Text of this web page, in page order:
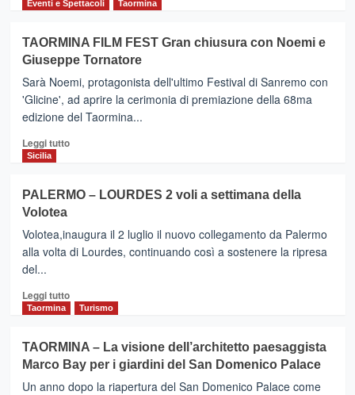
di
ACI
SANT’ANTONIO
–
Film
Festival
‘EtnAci’,
al
edizione
Aprile
Eventi e Spettacoli Taormina
TAORMINA FILM FEST Gran chiusura con Noemi e
Giuseppe Tornatore
Sarà Noemi, protagonista dell'ultimo Festival di Sanremo con
'Glicine', ad aprire la cerimonia di premiazione della 68ma
edizione del Taormina...
Leggi tuttoLeggi
TAORMINA
FEST
Gran
chiusura
Noemi
e
Sicilia
PALERMO – LOURDES 2 voli a settimana della
Volotea
Volotea,inaugura il 2 luglio il nuovo collegamento da Palermo
alla volta di Lourdes, continuando così a sostenere la ripresa
del...
Leggi tuttoLeggi
PALERMO
–
LOURDES
Taormina Turismo
TAORMINA – La visione dell’architetto paesaggista
Marco Bay per i giardini del San Domenico Palace
Un anno dopo la riapertura del San Domenico Palace come